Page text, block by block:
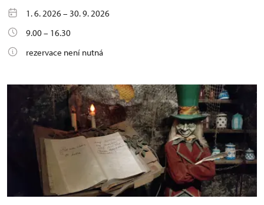
1. 6. 2026 – 30. 9. 2026
9.00 – 16.30
rezervace není nutná